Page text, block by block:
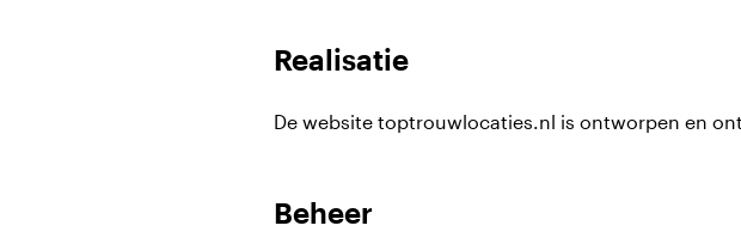
Realisatie
De website toptrouwlocaties.nl is ontworpen en
Beheer